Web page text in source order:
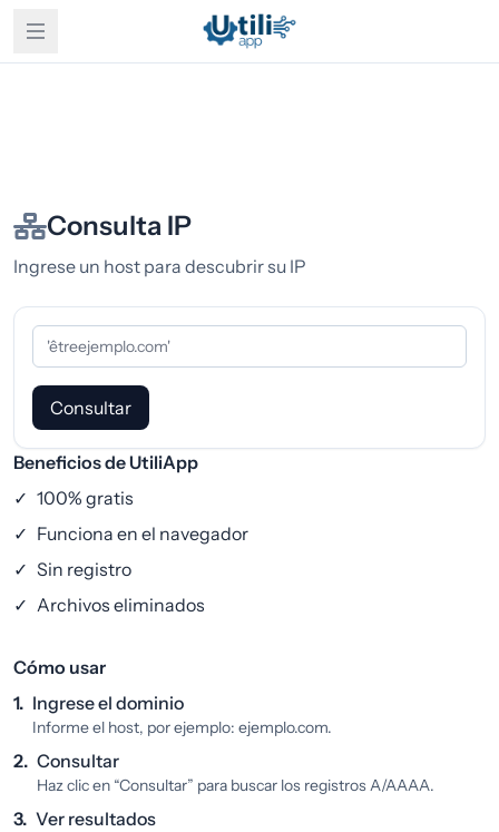
Consulta IP
Ingrese un host para descubrir su IP
Consultar
Beneficios de UtiliApp
✓ 100% gratis
✓ Funciona en el navegador
✓ Sin registro
✓ Archivos eliminados
Cómo usar
1. Ingrese el dominio
Informe el host, por ejemplo: ejemplo.com.
2. Consultar
Haz clic en “Consultar” para buscar los registros A/AAAA.
3. Ver resultados